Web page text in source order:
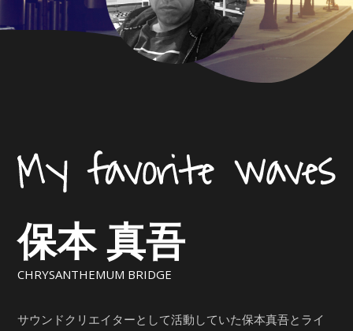
保本 真吾
CHRYSANTHEMUM BRIDGE
サウンドクリエイターとして活動していた保本真吾とライ